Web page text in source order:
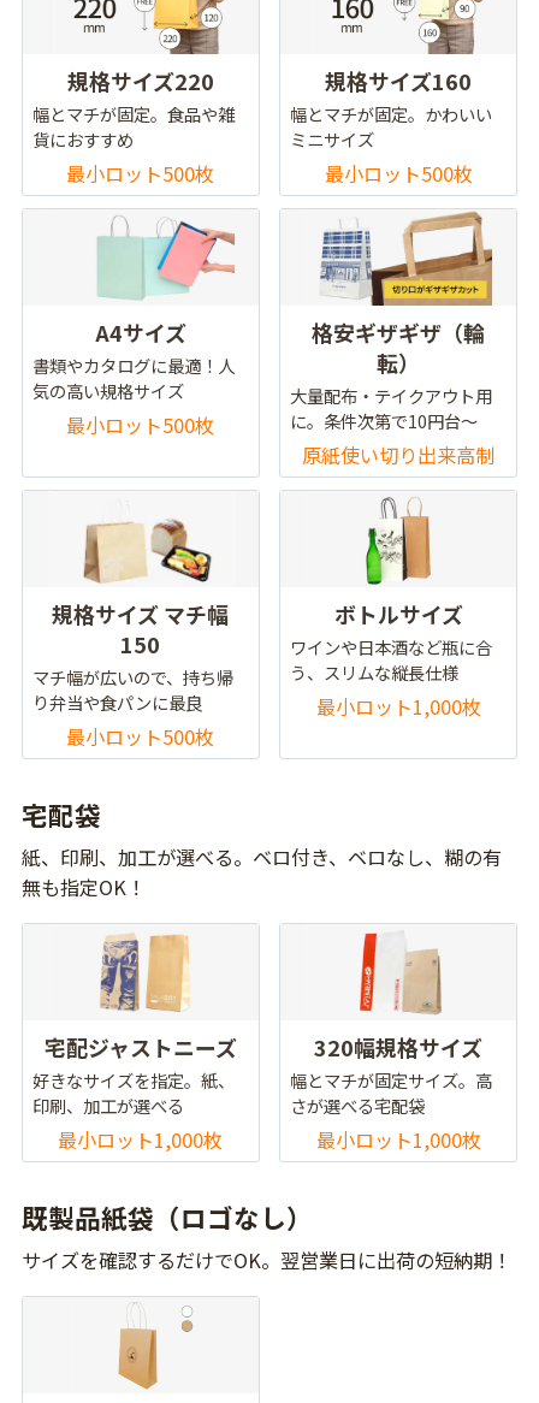
規格サイズ220
幅とマチが固定。食品や雑
貨におすすめ
最小ロット500枚
規格サイズ160
幅とマチが固定。かわいい
ミニサイズ
最小ロット500枚
A4サイズ
書類やカタログに最適！人
気の高い規格サイズ
最小ロット500枚
格安ギザギザ（輪
転）
大量配布・テイクアウト用
に。条件次第で10円台～
原紙使い切り出来高制
規格サイズ マチ幅
150
マチ幅が広いので、持ち帰
り弁当や食パンに最良
最小ロット500枚
ボトルサイズ
ワインや日本酒など瓶に合
う、スリムな縦長仕様
最小ロット1,000枚
宅配袋
紙、印刷、加工が選べる。ベロ付き、ベロなし、糊の有
無も指定OK！
宅配ジャストニーズ
好きなサイズを指定。紙、
印刷、加工が選べる
最小ロット1,000枚
320幅規格サイズ
幅とマチが固定サイズ。高
さが選べる宅配袋
最小ロット1,000枚
既製品紙袋（ロゴなし）
サイズを確認するだけでOK。翌営業日に出荷の短納期！